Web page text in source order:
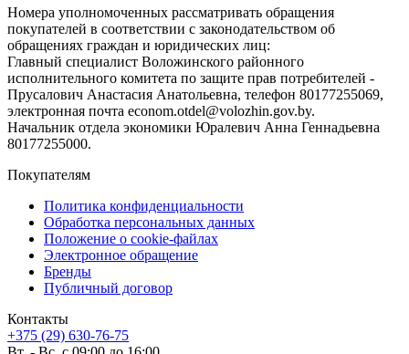
Номера уполномоченных рассматривать обращения
покупателей в соответствии с законодательством об
обращениях граждан и юридических лиц:
Главный специалист Воложинского районного
исполнительного комитета по защите прав потребителей -
Прусалович Анастасия Анатольевна, телефон 80177255069,
электронная почта econom.otdel@volozhin.gov.by.
Начальник отдела экономики Юралевич Анна Геннадьевна
80177255000.
Покупателям
Политика конфиденциальности
Обработка персональных данных
Положение о cookie-файлах
Электронное обращение
Бренды
Публичный договор
Контакты
+375 (29) 630-76-75